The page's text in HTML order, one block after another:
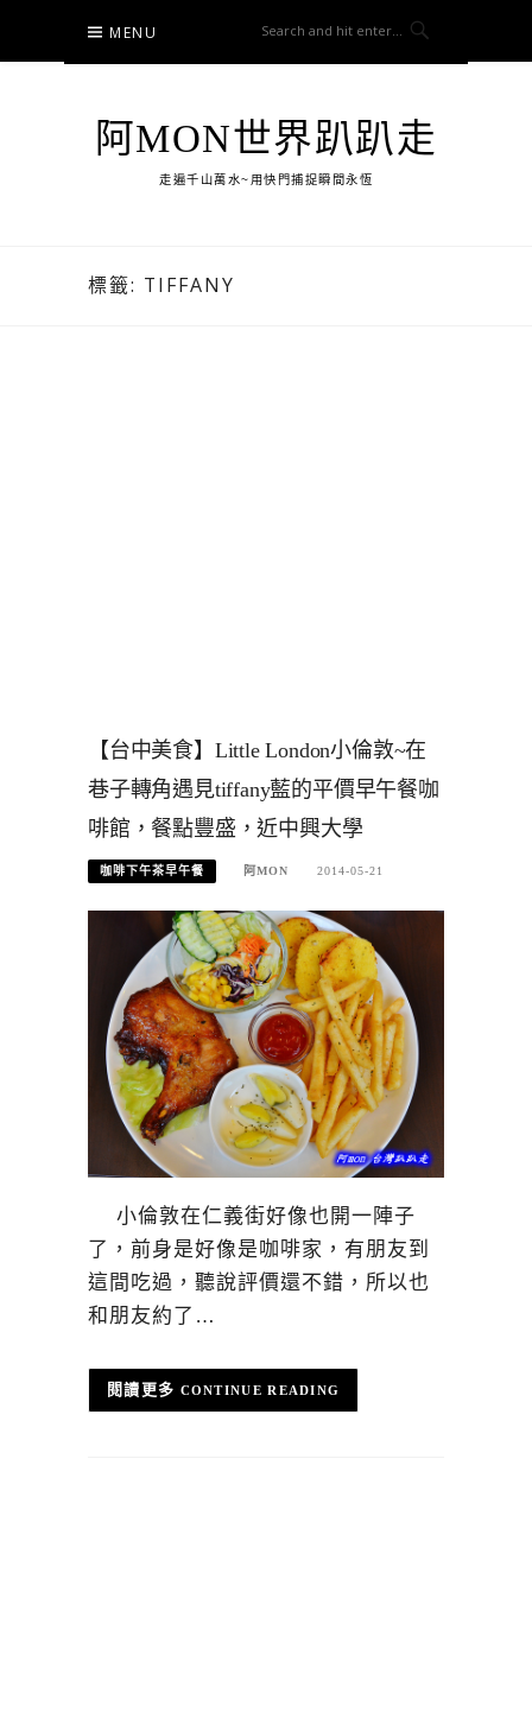
content
MENU
阿MON世界趴趴走
走遍千山萬水~用快門捕捉瞬間永恆
標籤: TIFFANY
【台中美食】Little London小倫敦~在
巷子轉角遇見tiffany藍的平價早午餐咖
啡館，餐點豐盛，近中興大學
咖啡下午茶早午餐 阿MON 2014-05-21
小倫敦在仁義街好像也開一陣子
了，前身是好像是咖啡家，有朋友到
這間吃過，聽說評價還不錯，所以也
和朋友約了…
CONTINUE READING